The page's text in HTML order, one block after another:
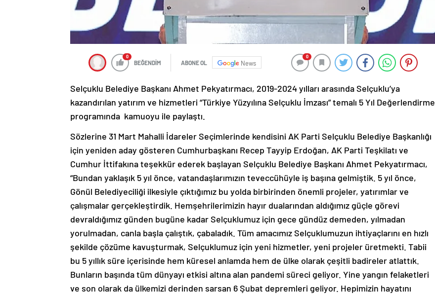
0
BEĞENDİM ABONE OL News
0
Selçuklu Belediye Başkanı Ahmet Pekyatırmacı, 2019-2024 yılları arasında Selçuklu’ya
kazandırılan yatırım ve hizmetleri “Türkiye Yüzyılına Selçuklu İmzası” temalı 5 Yıl Değerlendirme
programında kamuoyu ile paylaştı.
Sözlerine 31 Mart Mahalli İdareler Seçimlerinde kendisini AK Parti Selçuklu Belediye Başkanlığı
için yeniden aday gösteren Cumhurbaşkanı Recep Tayyip Erdoğan, AK Parti Teşkilatı ve
Cumhur İttifakına teşekkür ederek başlayan Selçuklu Belediye Başkanı Ahmet Pekyatırmacı,
“Bundan yaklaşık 5 yıl önce, vatandaşlarımızın teveccühüyle iş başına gelmiştik. 5 yıl önce,
Gönül Belediyeciliği ilkesiyle çıktığımız bu yolda birbirinden önemli projeler, yatırımlar ve
çalışmalar gerçekleştirdik. Hemşehrilerimizin hayır dualarından aldığımız güçle görevi
devraldığımız günden bugüne kadar Selçuklumuz için gece gündüz demeden, yılmadan
yorulmadan, canla başla çalıştık, çabaladık. Tüm amacımız Selçuklumuzun ihtiyaçlarını en hızlı
şekilde çözüme kavuşturmak, Selçuklumuz için yeni hizmetler, yeni projeler üretmekti. Tabii
bu 5 yıllık süre içerisinde hem küresel anlamda hem de ülke olarak çeşitli badireler atlattık.
Bunların başında tüm dünyayı etkisi altına alan pandemi süreci geliyor. Yine yangın felaketleri
ve son olarak da ülkemizi derinden sarsan 6 Şubat depremleri geliyor. Hepimizin hayatını